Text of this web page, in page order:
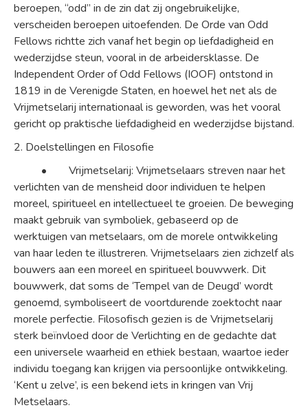
beroepen, “odd” in de zin dat zij ongebruikelijke,
verscheiden beroepen uitoefenden. De Orde van Odd
Fellows richtte zich vanaf het begin op liefdadigheid en
wederzijdse steun, vooral in de arbeidersklasse. De
Independent Order of Odd Fellows (IOOF) ontstond in
1819 in de Verenigde Staten, en hoewel het net als de
Vrijmetselarij internationaal is geworden, was het vooral
gericht op praktische liefdadigheid en wederzijdse bijstand.
2. Doelstellingen en Filosofie
• Vrijmetselarij: Vrijmetselaars streven naar het
verlichten van de mensheid door individuen te helpen
moreel, spiritueel en intellectueel te groeien. De beweging
maakt gebruik van symboliek, gebaseerd op de
werktuigen van metselaars, om de morele ontwikkeling
van haar leden te illustreren. Vrijmetselaars zien zichzelf als
bouwers aan een moreel en spiritueel bouwwerk. Dit
bouwwerk, dat soms de ‘Tempel van de Deugd’ wordt
genoemd, symboliseert de voortdurende zoektocht naar
morele perfectie. Filosofisch gezien is de Vrijmetselarij
sterk beïnvloed door de Verlichting en de gedachte dat
een universele waarheid en ethiek bestaan, waartoe ieder
individu toegang kan krijgen via persoonlijke ontwikkeling.
‘Kent u zelve’, is een bekend iets in kringen van Vrij
Metselaars.